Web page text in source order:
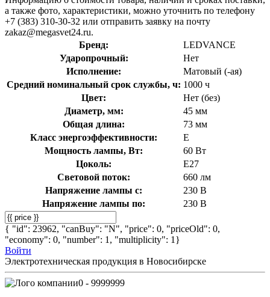
а также фото, характеристики, можно уточнить по телефону
+7 (383) 310-30-32 или отправить заявку на почту
zakaz@megasvet24.ru.
Бренд:
LEDVANCE
Ударопрочный:
Нет
Исполнение:
Матовый (-ая)
Средний номинальный срок службы, ч: 1000 ч
Цвет:
Нет (без)
Диаметр, мм:
45 мм
Общая длина:
73 мм
Класс энергоэффективности:
E
Мощность лампы, Вт:
60 Вт
Цоколь:
E27
Световой поток:
660 лм
Напряжение лампы с:
230 В
Напряжение лампы по:
230 В
{ "id": 23962, "canBuy": "N", "price": 0, "priceOld": 0,
"economy": 0, "number": 1, "multiplicity": 1}
Войти
Электротехническая продукция в Новосибирске
0 - 9999999